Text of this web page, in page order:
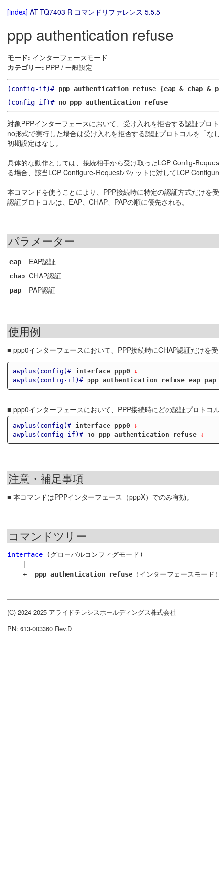
[index] AT-TQ7403-R コマンドリファレンス 5.5.5
ppp authentication refuse
モード: インターフェースモード
カテゴリー: PPP / 一般設定
(config-if)# ppp authentication refuse {eap & chap &
(config-if)# no ppp authentication refuse
対象PPPインターフェースにおいて、受け入れを拒否する認証プロ
no形式で実行した場合は受け入れを拒否する認証プロトコルを「な
初期設定はなし。
具体的な動作としては、接続相手から受け取ったLCP Config-
る場合、該当LCP Configure-Requestパケットに対してLCP
本コマンドを使うことにより、PPP接続時に特定の認証方式だけを
認証プロトコルは、EAP、CHAP、PAPの順に優先される。
パラメーター
eap EAP認証
chap CHAP認証
pap PAP認証
使用例
■ ppp0インターフェースにおいて、PPP接続時にCHAP認証だけを
awplus(config)# interface ppp0 ↓
awplus(config-if)#
ppp authentication refuse eap pap
■ ppp0インターフェースにおいて、PPP接続時にどの認証プロトコ
awplus(config)# interface ppp0 ↓
awplus(config-if)#
no ppp authentication refuse ↓
注意・補足事項
■ 本コマンドはPPPインターフェース（pppX）でのみ有効。
コマンドツリー
interface (グローバルコンフィグモード)
    +-
ppp authentication refuse
(C) 2024-2025 アライドテレシスホールディングス株式会社
PN: 613-003360 Rev.D